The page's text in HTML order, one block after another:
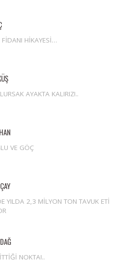
FİDANI HİKAYESİ…
AYAKTA KALIRIZ!..
VE GÖÇ
YILDA 2,3 MİLYON TON TAVUK ETİ
NOKTA!..